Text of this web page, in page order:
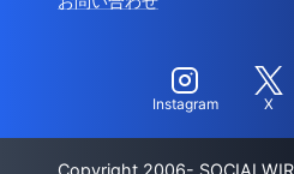
Instagram X
Copyright 2006-